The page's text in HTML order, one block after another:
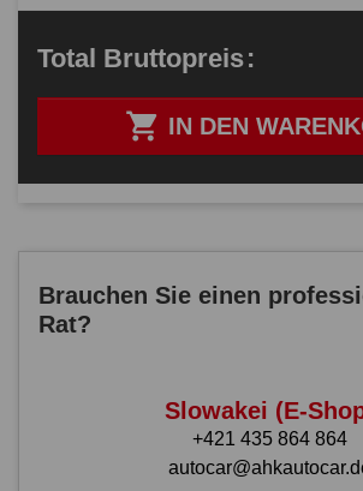
 IN DEN
Total Bruttopreis:
Brauchen Sie einen
Rat?
Slowakei (E-
+421 435 864 864